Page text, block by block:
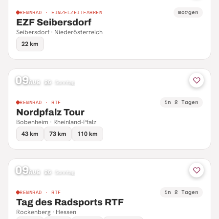
RENNRAD · EINZELZEITFAHREN morgen
EZF Seibersdorf
Seibersdorf · Niederösterreich
22 km
09AUG 26 Sonntag
RENNRAD · RTF in 2 Tagen
Nordpfalz Tour
Bobenheim · Rheinland-Pfalz
43 km
73 km 110 km
09AUG 26 Sonntag
RENNRAD · RTF in 2 Tagen
Tag des Radsports RTF
Rockenberg · Hessen